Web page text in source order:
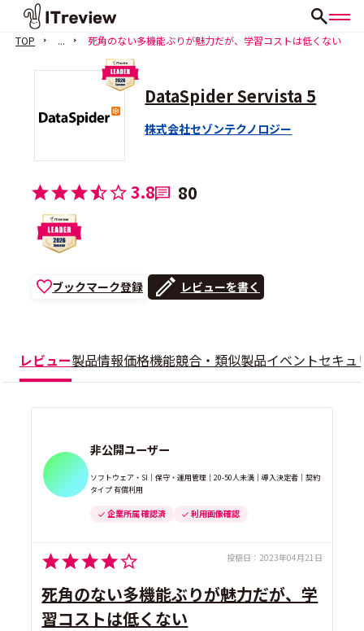
TOP ... 死角のない多機能ぶりが魅力だが、学習コストは低くない
DataSpider Servista 5
株式会社セゾンテクノロジー
3.8 80
ブックマーク登録 レビューを書く
レビュー製品情報価格機能競合・類似製品イベントセキュ
非公開ユーザー
ソフトウェア・SI｜保守・運用管理｜20-50人未満｜導入決定者｜契約
タイプ 有償利用
企業所属 確認済 利用画像確認
投稿日： 2023年04月21日
死角のない多機能ぶりが魅力だが、学
習コストは低くない